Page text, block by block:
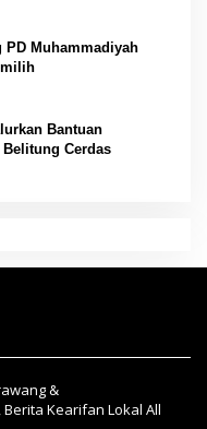
PD Muhammadiyah
Bantuan
Cerdas
&
Kearifan Lokal All